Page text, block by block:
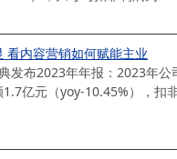
看内容营销如何赋能主业
年年报：2023年公司总
亿元（yoy-10.45%），